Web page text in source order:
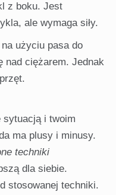
z boku. Jest
ale wymaga siły.
użyciu pasa do
nad ciężarem. Jednak
sytuacją i twoim
ma plusy i minusy.
techniki
dla siebie.
stosowanej techniki.